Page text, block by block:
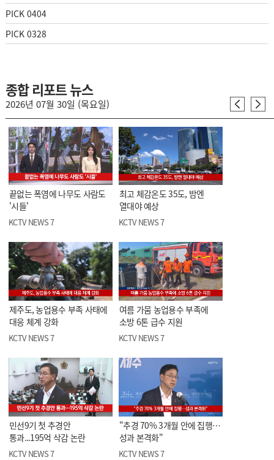
PICK 0404
PICK 0328
종합 리포트 뉴스
2026년 07월 30일 (목요일)
끝없는 폭염에 나무도 사람도
'시들'
KCTV NEWS 7
최고 체감온도 35도, 밤엔
열대야 예상
KCTV NEWS 7
제주도, 농업용수 부족 사태에
대응 체계 강화
KCTV NEWS 7
여름 가뭄 농업용수 부족에
소방 6톤 급수 지원
KCTV NEWS 7
민선9기 첫 추경안
통과...195억 삭감 논란
KCTV NEWS 7
"추경 70% 3개월 안에 집행…
성과 본격화"
KCTV NEWS 7